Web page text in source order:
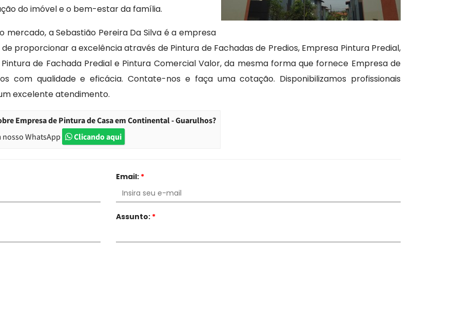
do imóvel e o bem-estar da família.
mercado, a Sebastião Pereira Da Silva é a empresa
de proporcionar a excelência através de Pintura de Fachadas de Predios, Empresa Pintura Predial,
de Fachada Predial e Pintura Comercial Valor, da mesma forma que fornece Empresa de
com qualidade e eficácia. Contate-nos e faça uma cotação. Disponibilizamos profissionais
excelente atendimento.
Empresa de Pintura de Casa em Continental - Guarulhos?
nosso WhatsApp Clicando aqui
Email: *
Assunto: *